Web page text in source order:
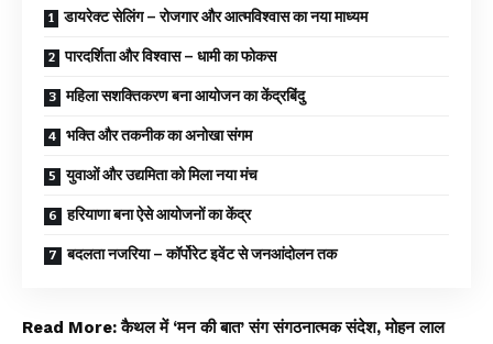
डायरेक्ट सेलिंग – रोजगार और आत्मविश्वास का नया माध्यम
पारदर्शिता और विश्वास – धामी का फोकस
महिला सशक्तिकरण बना आयोजन का केंद्रबिंदु
भक्ति और तकनीक का अनोखा संगम
युवाओं और उद्यमिता को मिला नया मंच
हरियाणा बना ऐसे आयोजनों का केंद्र
बदलता नजरिया – कॉर्पोरेट इवेंट से जनआंदोलन तक
Read More:कैथल में ‘मन की बात’ संग संगठनात्मक संदेश, मोहन लाल